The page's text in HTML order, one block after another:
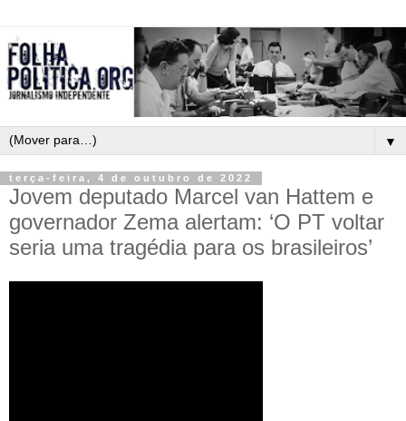
▼
terça-feira, 4 de outubro de 2022
Jovem deputado Marcel van Hattem e
governador Zema alertam: ‘O PT voltar
seria uma tragédia para os brasileiros’